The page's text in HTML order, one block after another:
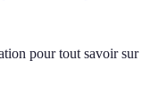
pour tout savoir sur